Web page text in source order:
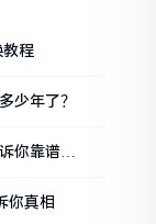
程
少年了？
你靠谱渠
你真相